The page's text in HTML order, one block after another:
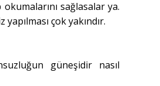
sağlasalar ya.
çok yakındır.
güneşidir nasıl